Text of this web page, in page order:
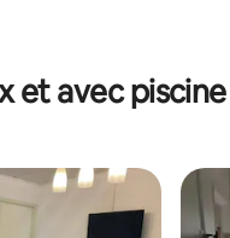
et avec piscine